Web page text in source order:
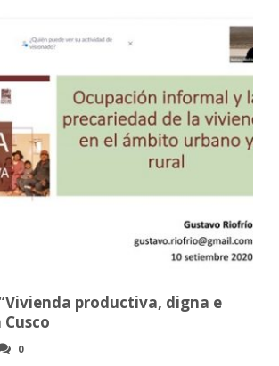
productiva, digna e
0